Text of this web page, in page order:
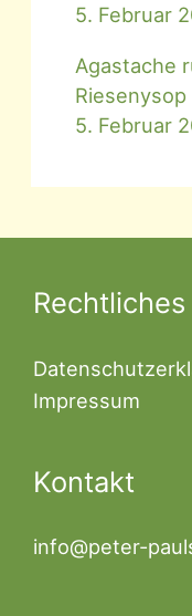
5. Februar
Agastache
Riesenysop
5. Februar
Rechtliches
Impressum
Kontakt
info@peter-